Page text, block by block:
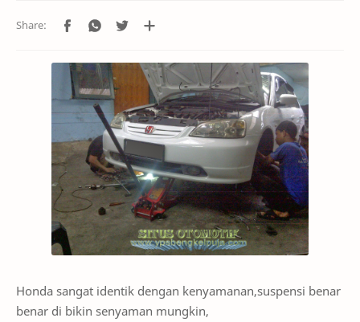
SERVICE
RTL MODE
Honda sangat identik dengan kenyamanan,suspensi benar
benar di bikin senyaman mungkin,